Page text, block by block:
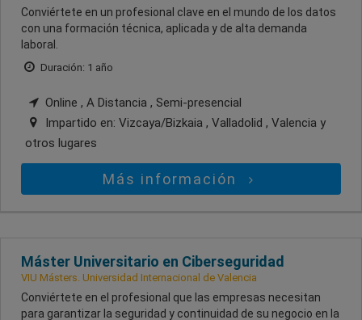
Conviértete en un profesional clave en el mundo de los datos
con una formación técnica, aplicada y de alta demanda
laboral.
Duración: 1 año
Online , A Distancia , Semi-presencial
Impartido en: Vizcaya/Bizkaia , Valladolid , Valencia y
otros lugares
Más información
Máster Universitario en Ciberseguridad
VIU Másters. Universidad Internacional de Valencia
Conviértete en el profesional que las empresas necesitan
para garantizar la seguridad y continuidad de su negocio en la